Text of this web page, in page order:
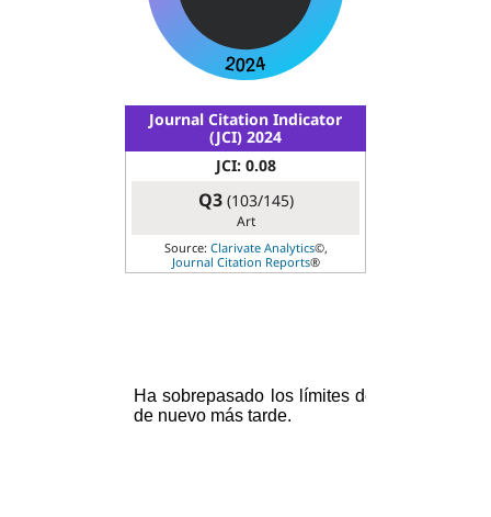
Journal Citation Indicator
(JCI) 2024
JCI: 0.08
Q3(103/145)
Art
Source: Clarivate Analytics©,
Journal Citation Reports®